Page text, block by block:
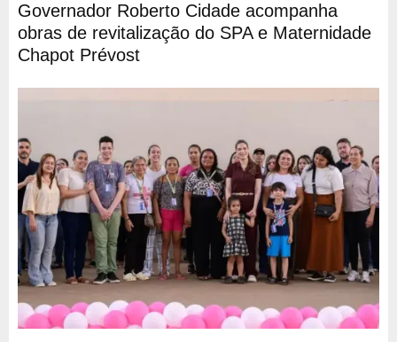
Governador Roberto Cidade acompanha
obras de revitalização do SPA e Maternidade
Chapot Prévost